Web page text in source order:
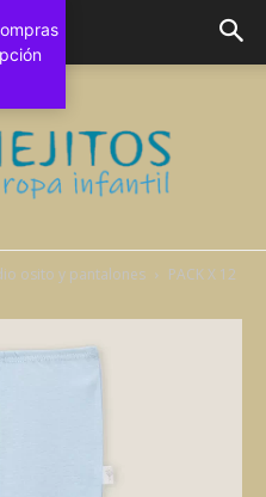
osito y pantalones
PACK X 12